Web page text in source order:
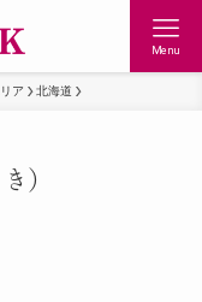
Menu
ア 北海道
）